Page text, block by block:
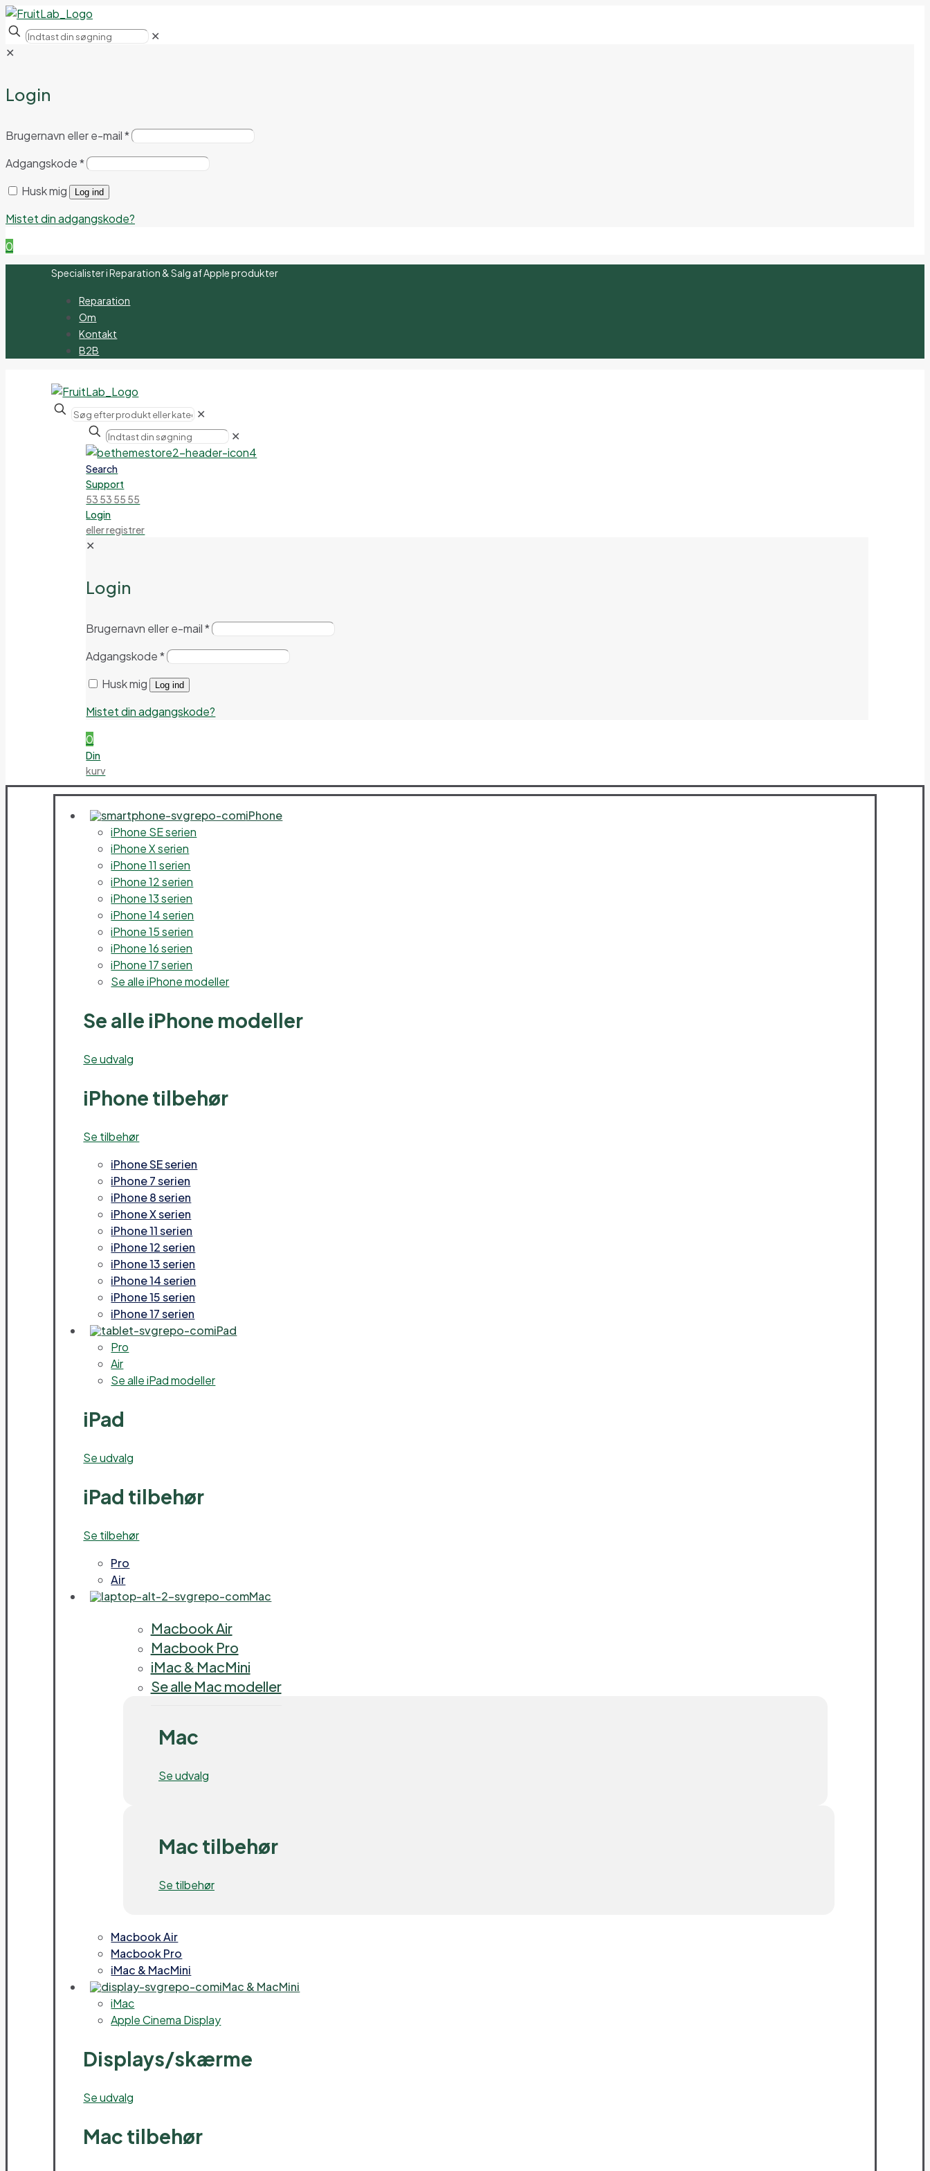
✕
✕
Login
Brugernavn eller e-mail*
Adgangskode*
Husk mig
Log ind
Mistet din adgangskode?
0
Specialister i Reparation & Salg af Apple produkter
Reparation
Om
Kontakt
B2B
✕
✕
Search
Support
53 53 55 55
Login
eller registrer
✕
Login
Brugernavn eller e-mail*
Adgangskode*
Husk mig
Log ind
Mistet din adgangskode?
0
Din
kurv
iPhone
iPhone SE serien
iPhone X serien
iPhone 11 serien
iPhone 12 serien
iPhone 13 serien
iPhone 14 serien
iPhone 15 serien
iPhone 16 serien
iPhone 17 serien
Se alle iPhone modeller
Se alle iPhone modeller
Se udvalg
iPhone tilbehør
Se tilbehør
iPhone SE serien
iPhone 7 serien
iPhone 8 serien
iPhone X serien
iPhone 11 serien
iPhone 12 serien
iPhone 13 serien
iPhone 14 serien
iPhone 15 serien
iPhone 17 serien
iPad
Pro
Air
Se alle iPad modeller
iPad
Se udvalg
iPad tilbehør
Se tilbehør
Pro
Air
Mac
Macbook Air
Macbook Pro
iMac & MacMini
Se alle Mac modeller
Mac
Se udvalg
Mac tilbehør
Se tilbehør
Macbook Air
Macbook Pro
iMac & MacMini
iMac & MacMini
iMac
Apple Cinema Display
Displays/skærme
Se udvalg
Mac tilbehør